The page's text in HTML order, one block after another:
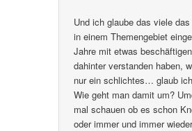
Und ich glaube das viele
in einem Themengebiet
Jahre mit etwas
dahinter verstanden haben,
nur ein schlichtes… glaub
Wie geht man damit um?
mal schauen ob es schon
oder immer und immer